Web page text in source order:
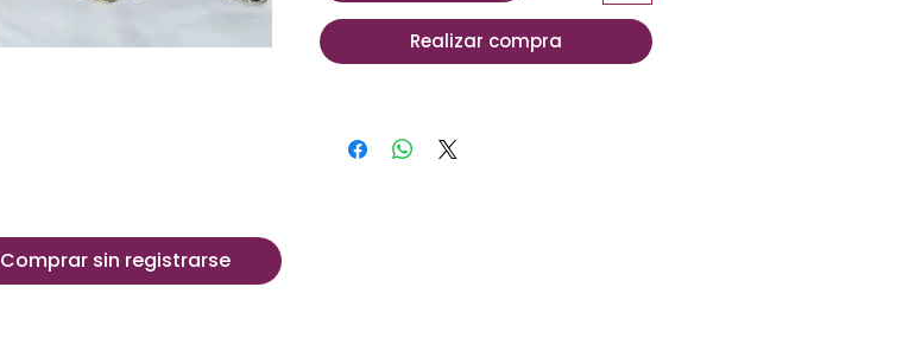
Realizar compra
Comprar sin registrarse